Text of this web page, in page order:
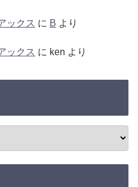
ックス に B より
ックス に ken より